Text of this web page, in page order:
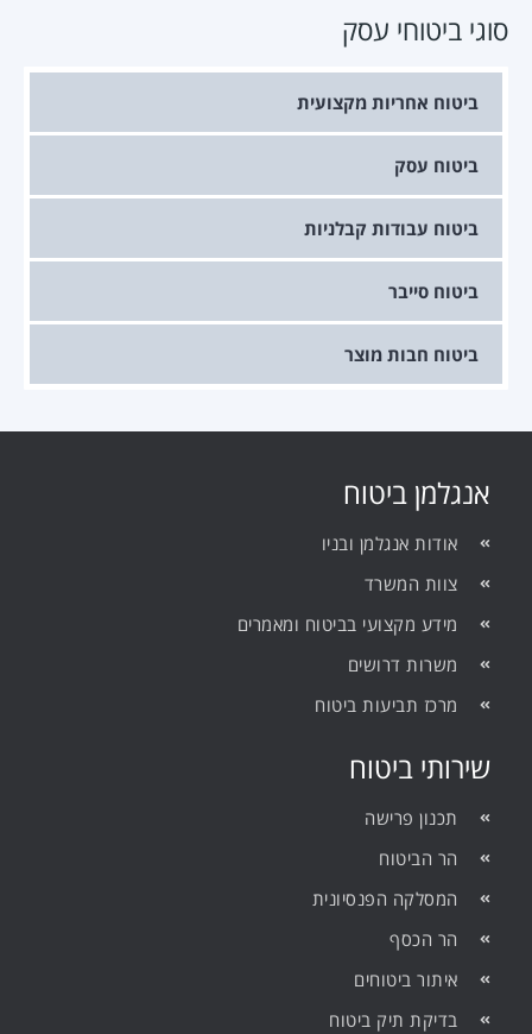
סוגי ביטוחי עסק
ביטוח אחריות מקצועית
ביטוח עסק
ביטוח עבודות קבלניות
ביטוח סייבר
ביטוח חבות מוצר
אנגלמן ביטוח
אודות אנגלמן ובניו
צוות המשרד
מידע מקצועי בביטוח ומאמרים
משרות דרושים
מרכז תביעות ביטוח
שירותי ביטוח
תכנון פרישה
הר הביטוח
המסלקה הפנסיונית
הר הכסף
איתור ביטוחים
בדיקת תיק ביטוח